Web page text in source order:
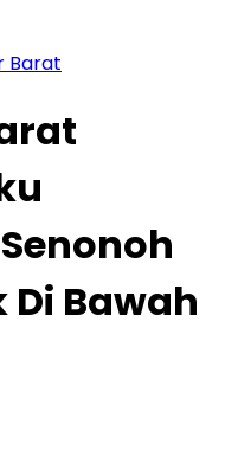
Barat
Bawah